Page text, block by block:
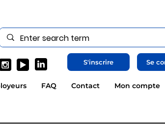
S'inscrire Se
FAQ Contact Mon compte